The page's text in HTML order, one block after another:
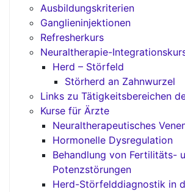
Ausbildungskriterien
Ganglieninjektionen
Refresherkurs
Neuraltherapie-
Herd – Störfeld
Störherd an Zahnwurzel
Links zu Tätigkeitsbereichen
Kurse für Ärzte
Neuraltherapeutisches
Hormonelle Dysregulation
Behandlung von Fertilitäts-
Potenzstörungen
Herd-Störfelddiagnostik in